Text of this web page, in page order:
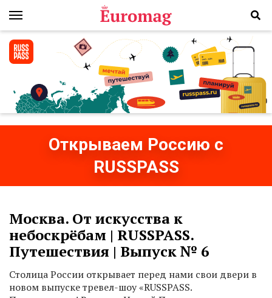
Открываем Россию с
RUSSPASS
Москва. От искусства к
небоскрёбам ​| RUSSPASS.
Путешествия | Выпуск № 6
Столица России открывает перед нами свои двери в
новом выпуске тревел-шоу «RUSSPASS.